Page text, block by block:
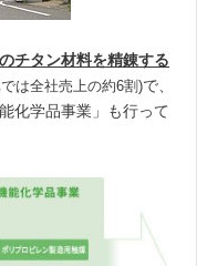
チタン材料を精錬する
は全社売上の約6割)で、
化学品事業」も行って